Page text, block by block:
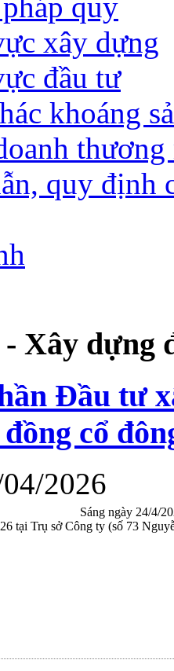
quy
xây dựng
đầu tư
khoáng
thương
quy định
Xây dựng
Đầu tư
cổ
2026
Sáng ngày 24/4/
tại Trụ sở Công ty (số 73